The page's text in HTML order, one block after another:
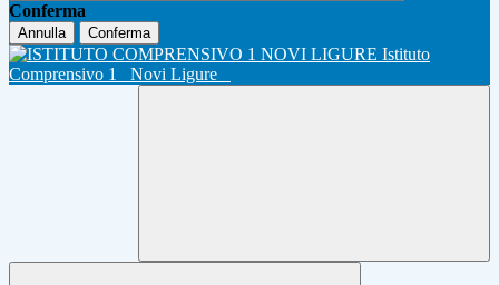
Conferma
Annulla Conferma
Istituto
Comprensivo 1
Novi Ligure